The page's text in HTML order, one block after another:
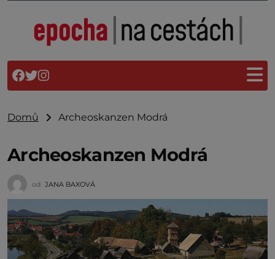
Domů Archeoskanzen Modrá
Archeoskanzen Modrá
od JANA BAXOVÁ